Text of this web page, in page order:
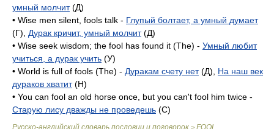
умный молчит(Д)
• Wise men silent, fools talk - Глупый болтает, а умный думает
(Г), Дурак кричит, умный молчит(Д)
• Wise seek wisdom; the fool has found it (The) - Умный любит
учиться, а дурак учить (У)
• World is full of fools (The) - Дуракам счету нет(Д), На наш век
дураков хватит(H)
• You can fool an old horse once, but you can't fool him twice -
Старую лису дважды не проведешь (C)
Русско-английский словарь пословиц и поговорок > FOOL